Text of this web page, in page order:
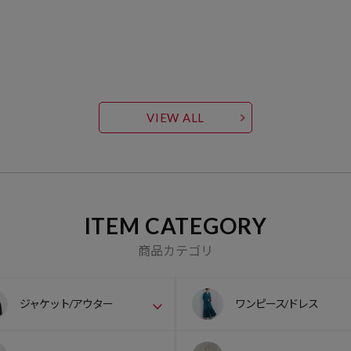
VIEW ALL
ITEM CATEGORY
商品カテゴリ
ジャケット/アウター ワンピース/ドレス